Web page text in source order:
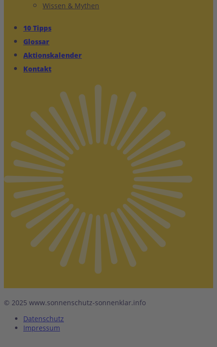
Wissen & Mythen
10 Tipps
Glossar
Aktionskalender
Kontakt
© 2025 www.sonnenschutz-sonnenklar.info
Datenschutz
Impressum